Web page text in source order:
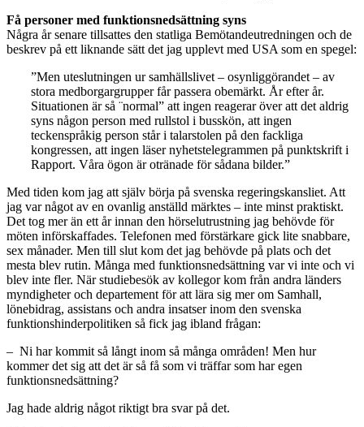
Få personer med funktionsnedsättning syns
Några år senare tillsattes den statliga Bemötandeutredningen och de
beskrev på ett liknande sätt det jag upplevt med USA som en spegel:
”Men uteslutningen ur samhällslivet – osynliggörandet – av
stora medborgargrupper får passera obemärkt. År efter år.
Situationen är så ¨normal” att ingen reagerar över att det aldrig
syns någon person med rullstol i busskön, att ingen
teckenspråkig person står i talarstolen på den fackliga
kongressen, att ingen läser nyhetstelegrammen på punktskrift i
Rapport. Våra ögon är otränade för sådana bilder.”
Med tiden kom jag att själv börja på svenska regeringskansliet. Att
jag var något av en ovanlig anställd märktes – inte minst praktiskt.
Det tog mer än ett år innan den hörselutrustning jag behövde för
möten införskaffades. Telefonen med förstärkare gick lite snabbare,
sex månader. Men till slut kom det jag behövde på plats och det
mesta blev rutin. Många med funktionsnedsättning var vi inte och vi
blev inte fler. När studiebesök av kollegor kom från andra länders
myndigheter och departement för att lära sig mer om Samhall,
lönebidrag, assistans och andra insatser inom den svenska
funktionshinderpolitiken så fick jag ibland frågan:
– Ni har kommit så långt inom så många områden! Men hur
kommer det sig att det är så få som vi träffar som har egen
funktionsnedsättning?
Jag hade aldrig något riktigt bra svar på det.